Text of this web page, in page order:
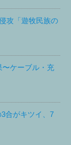
攻「遊牧民族の
〜ケーブル・充
3合がキツイ、7